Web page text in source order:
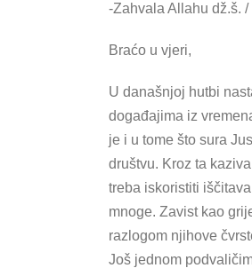
-Zahvala Allahu dž.š.
Braćo u vjeri,
U današnjoj hutbi
događajima iz
je i u tome što sura
društvu. Kroz ta
treba iskoristiti
mnoge. Zavist kao
razlogom njihove
Još jednom